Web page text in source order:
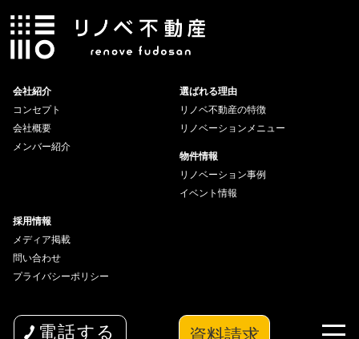
電話する 資料請求
会社紹介
コンセプト
会社概要
メンバー紹介
選ばれる理由
リノベ不動産の特徴
リノベーションメニュー
物件情報
リノベーション事例
イベント情報
採用情報
メディア掲載
問い合わせ
プライバシーポリシー